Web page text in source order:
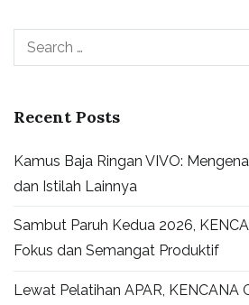
Recent Posts
Kamus Baja Ringan VIVO:
dan Istilah Lainnya
Sambut Paruh Kedua 2026,
Fokus dan Semangat Produktif
Lewat Pelatihan APAR, KENCANA